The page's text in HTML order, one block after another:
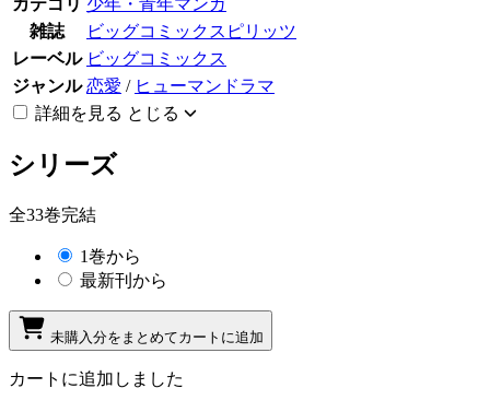
雑誌
ビッグコミックスピリッツ
レーベル ビッグコミックス
ジャンル 恋愛 / ヒューマンドラマ
詳細を見る とじる
シリーズ
全33巻完結
1巻から
最新刊から
未購入分をまとめてカートに追加
カートに追加しました